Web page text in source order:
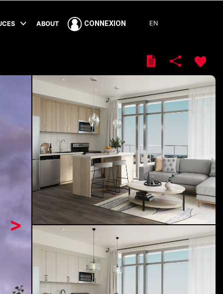
ABOUT CONNEXION EN
>